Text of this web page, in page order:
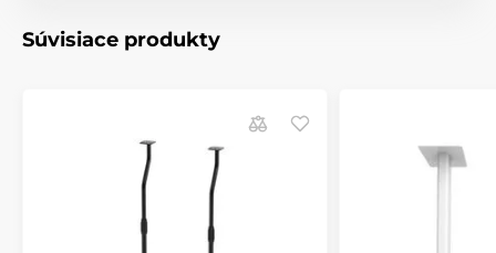
Súvisiace produkty